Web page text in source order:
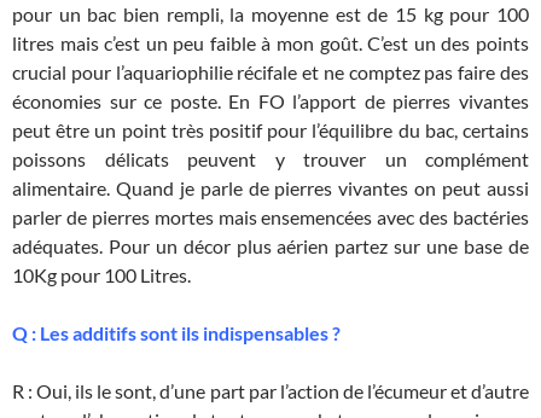
pour un bac bien rempli, la moyenne est de 15 kg pour 100
litres mais c’est un peu faible à mon goût. C’est un des points
crucial pour l’aquariophilie récifale et ne comptez pas faire des
économies sur ce poste. En FO l’apport de pierres vivantes
peut être un point très positif pour l’équilibre du bac, certains
poissons délicats peuvent y trouver un complément
alimentaire. Quand je parle de pierres vivantes on peut aussi
parler de pierres mortes mais ensemencées avec des bactéries
adéquates. Pour un décor plus aérien partez sur une base de
10Kg pour 100 Litres.
Q : Les additifs sont ils indispensables ?
R : Oui, ils le sont, d’une part par l’action de l’écumeur et d’autre